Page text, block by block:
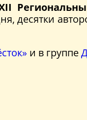
десятки
и в группе